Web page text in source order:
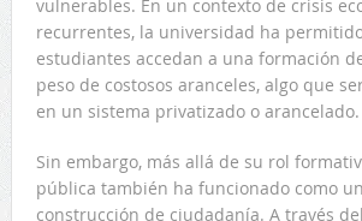
vulnerables. En un contexto de crisis
recurrentes, la universidad ha
estudiantes accedan a una formación
peso de costosos aranceles, algo que
en un sistema privatizado o arancelado.
Sin embargo, más allá de su rol
pública también ha funcionado como
construcción de ciudadanía. A través